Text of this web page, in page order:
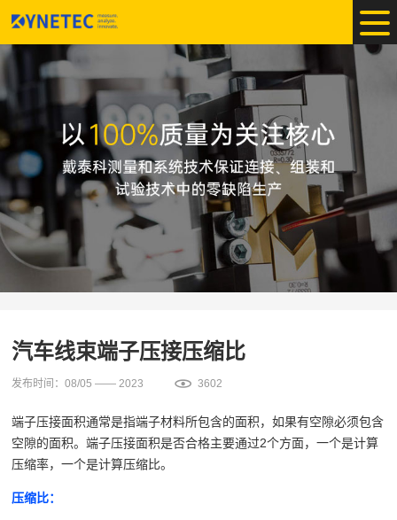
汽车线束端子压接压缩比
发布时间：08/05 —— 2023 3602
端子压接面积通常是指端子材料所包含的面积，如果有空隙必须包含
空隙的面积。端子压接面积是否合格主要通过2个方面，一个是计算
压缩率，一个是计算压缩比。
压缩比：